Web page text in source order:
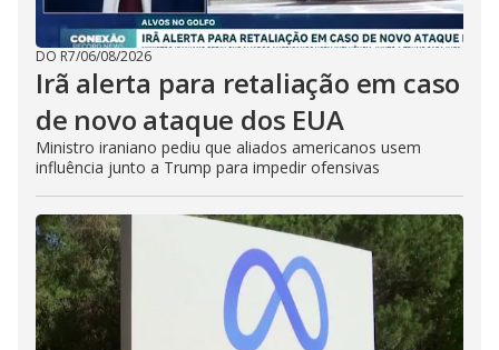
DO R7/06/08/2026
Irã alerta para retaliação em caso
de novo ataque dos EUA
Ministro iraniano pediu que aliados americanos usem
influência junto a Trump para impedir ofensivas